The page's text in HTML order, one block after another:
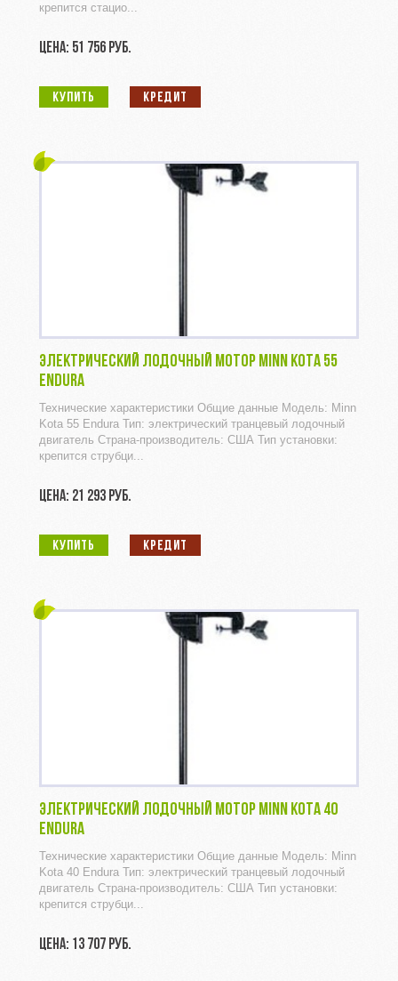
крепится стацио...
ЦЕНА: 51 756 РУБ.
КУПИТЬ КРЕДИТ
ЭЛЕКТРИЧЕСКИЙ ЛОДОЧНЫЙ МОТОР MINN KOTA 55
ENDURA
Технические характеристики Общие данные Модель: Minn
Kota 55 Endura Тип: электрический транцевый лодочный
двигатель Страна-производитель: США Тип установки:
крепится струбци...
ЦЕНА: 21 293 РУБ.
КУПИТЬ КРЕДИТ
ЭЛЕКТРИЧЕСКИЙ ЛОДОЧНЫЙ МОТОР MINN KOTA 40
ENDURA
Технические характеристики Общие данные Модель: Minn
Kota 40 Endura Тип: электрический транцевый лодочный
двигатель Страна-производитель: США Тип установки:
крепится струбци...
ЦЕНА: 13 707 РУБ.